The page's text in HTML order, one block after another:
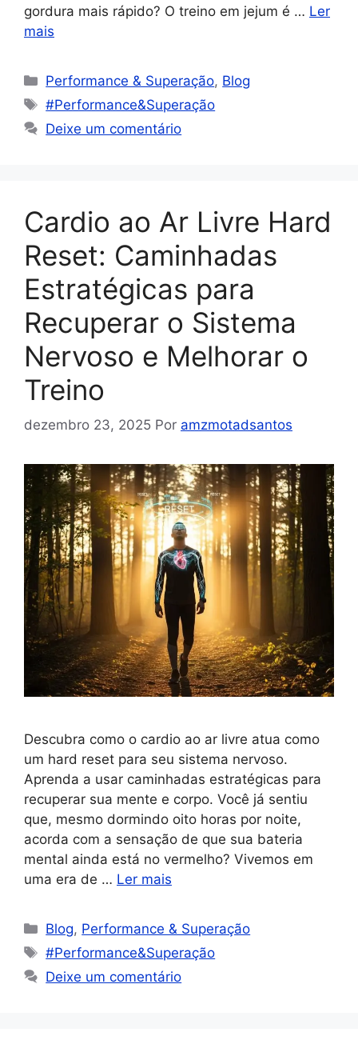
gordura mais rápido? O treino em jejum é … Ler
mais
Performance & Superação, Blog
#Performance&Superação
Deixe um comentário
Cardio ao Ar Livre Hard
Reset: Caminhadas
Estratégicas para
Recuperar o Sistema
Nervoso e Melhorar o
Treino
dezembro 23, 2025 Por amzmotadsantos
Descubra como o cardio ao ar livre atua como
um hard reset para seu sistema nervoso.
Aprenda a usar caminhadas estratégicas para
recuperar sua mente e corpo. Você já sentiu
que, mesmo dormindo oito horas por noite,
acorda com a sensação de que sua bateria
mental ainda está no vermelho? Vivemos em
uma era de … Ler mais
Blog, Performance & Superação
#Performance&Superação
Deixe um comentário